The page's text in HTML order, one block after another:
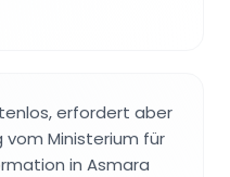
erfordert aber
Ministerium für
in Asmara